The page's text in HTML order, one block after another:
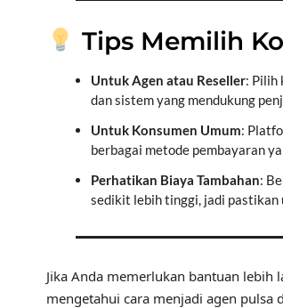
Tips Memilih
Untuk Agen atau Reseller: Pilih
dan sistem yang mendukung
Untuk Konsumen Umum:
berbagai metode pembayaran
Perhatikan Biaya Tambahan:
sedikit lebih tinggi, jadi
Jika Anda memerlukan bantuan
mengetahui cara menjadi agen pulsa